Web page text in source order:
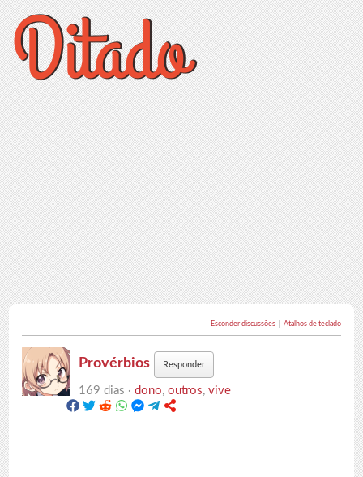
Esconder discussões Atalhos de teclado
Provérbios Responder
169 dias ·dono,outros,vive